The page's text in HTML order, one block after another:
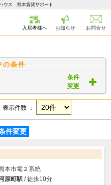
ウス 熊本賃貸サポート
入居者様へ お知らせ お問合せ
の条件
条件
変更
表示件数 ：
件変更
本市電２系統
原町駅 / 徒歩10分